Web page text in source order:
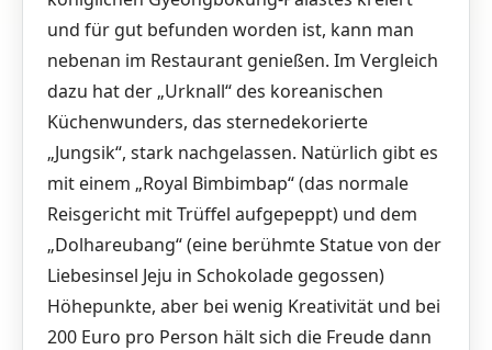
und für gut befunden worden ist, kann man
nebenan im Restaurant genießen. Im Vergleich
dazu hat der „Urknall“ des koreanischen
Küchenwunders, das sternedekorierte
„Jungsik“, stark nachgelassen. Natürlich gibt es
mit einem „Royal Bimbimbap“ (das normale
Reisgericht mit Trüffel aufgepeppt) und dem
„Dolhareubang“ (eine berühmte Statue von der
Liebesinsel Jeju in Schokolade gegossen)
Höhepunkte, aber bei wenig Kreativität und bei
200 Euro pro Person hält sich die Freude dann